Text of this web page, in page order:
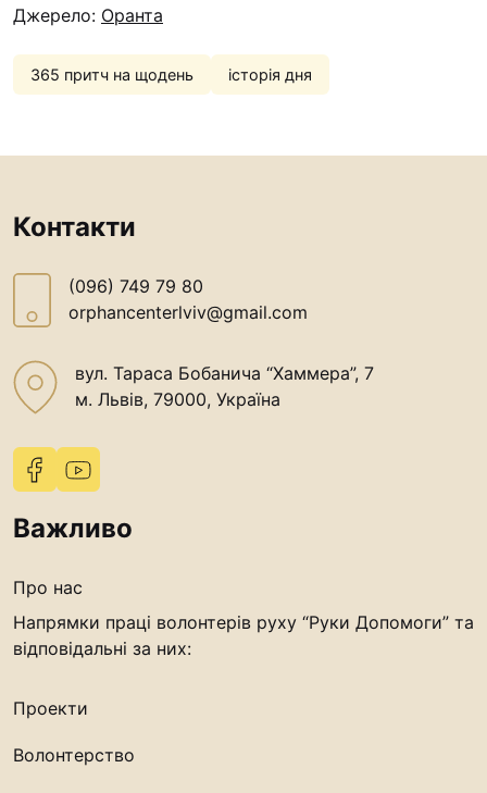
Джерело: Оранта
365 притч на щодень історія дня
Контакти
(096) 749 79 80
orphancenterlviv@gmail.com
вул. Тараса Бобанича “Хаммера”, 7
м. Львів, 79000, Україна
Важливо
Про нас
Напрямки праці волонтерів руху “Руки Допомоги” та
відповідальні за них:
Проекти
Волонтерство